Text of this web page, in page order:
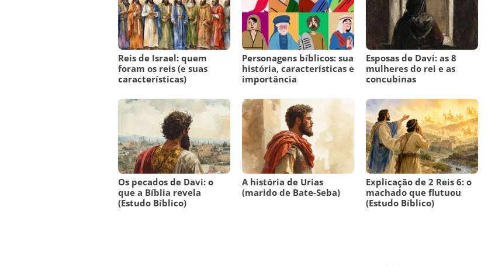
Reis de Israel: quem
foram os reis (e suas
características)
Personagens bíblicos: sua
história, características e
importância
Esposas de Davi: as 8
mulheres do rei e as
concubinas
Os pecados de Davi: o
que a Bíblia revela
(Estudo Bíblico)
A história de Urias
(marido de Bate-Seba)
Explicação de 2 Reis 6: o
machado que flutuou
(Estudo Bíblico)